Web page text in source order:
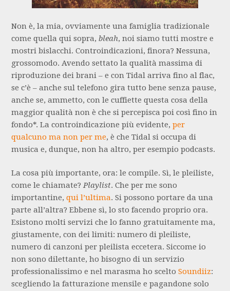
Non è, la mia, ovviamente una famiglia tradizionale
come quella qui sopra,bleah, noi siamo tutti mostre e
mostri bislacchi. Controindicazioni, finora? Nessuna,
grossomodo. Avendo settato la qualità massima di
riproduzione dei brani – e con Tidal arriva fino al flac,
se c’è – anche sul telefono gira tutto bene senza pause,
anche se, ammetto, con le cuffiette questa cosa della
maggior qualità non è che si percepisca poi così fino in
fondo*. La controindicazione più evidente,per
qualcuno ma non per me, è che Tidal si occupa di
musica e, dunque, non ha altro, per esempio podcasts.
La cosa più importante, ora: le compile. Sì, le pleiliste,
come le chiamate?Playlist. Che per me sono
importantine,qui l’ultima. Si possono portare da una
parte all’altra? Ebbene sì, lo sto facendo proprio ora.
Esistono molti servizi che lo fanno gratuitamente ma,
giustamente, con dei limiti: numero di pleiliste,
numero di canzoni per pleilista eccetera. Siccome io
non sono dilettante, ho bisogno di un servizio
professionalissimo e nel marasma ho sceltoSoundiiz:
scegliendo la fatturazione mensile e pagandone solo